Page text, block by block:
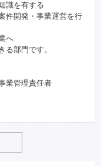
識を有する
件開発・事業運営を行
へ
る部門です。
業管理責任者